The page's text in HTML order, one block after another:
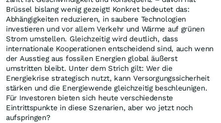
Brüssel bislang wenig gezeigt! Konkret bedeutet das:
Abhängigkeiten reduzieren, in saubere Technologien
investieren und vor allem Verkehr und Wärme auf grünen
Strom umstellen. Gleichzeitig wird deutlich, dass
internationale Kooperationen entscheidend sind, auch wenn
der Ausstieg aus fossilen Energien global äußerst
umstritten bleibt. Unter dem Strich gilt: Wer die
Energiekrise strategisch nutzt, kann Versorgungssicherheit
stärken und die Energiewende gleichzeitig beschleunigen.
Für Investoren bieten sich heute verschiedenste
Eintrittspunkte in diese Szenarien, aber wo jetzt noch
aufspringen?